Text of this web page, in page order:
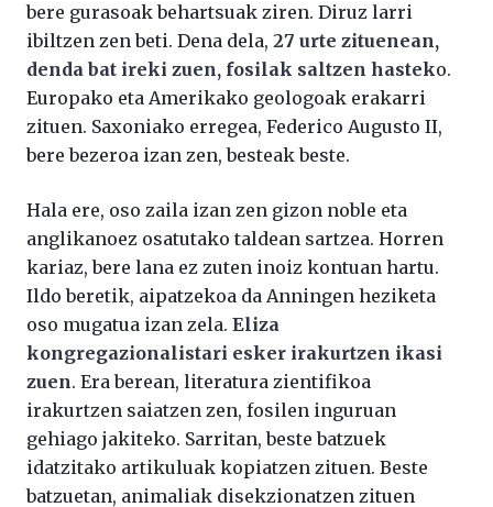
bere gurasoak behartsuak ziren. Diruz larri
ibiltzen zen beti. Dena dela, 27 urte zituenean,
denda bat ireki zuen, fosilak saltzen hasteko.
Europako eta Amerikako geologoak erakarri
zituen. Saxoniako erregea, Federico Augusto II,
bere bezeroa izan zen, besteak beste.
Hala ere, oso zaila izan zen gizon noble eta
anglikanoez osatutako taldean sartzea. Horren
kariaz, bere lana ez zuten inoiz kontuan hartu.
Ildo beretik, aipatzekoa da Anningen heziketa
oso mugatua izan zela. Eliza
kongregazionalistari esker irakurtzen ikasi
zuen. Era berean, literatura zientifikoa
irakurtzen saiatzen zen, fosilen inguruan
gehiago jakiteko. Sarritan, beste batzuek
idatzitako artikuluak kopiatzen zituen. Beste
batzuetan, animaliak disekzionatzen zituen